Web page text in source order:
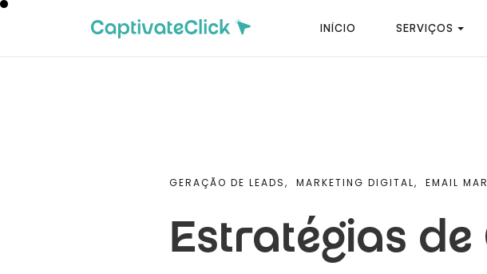
INÍCIO SERVIÇOS
GERAÇÃO DE LEADS, MARKETING DIGITAL, EMAIL
Estratégias